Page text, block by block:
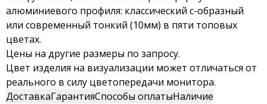
алюминиевого профиля: классический с-образный
или современный тонкий (10мм) в пяти топовых
цветах.
Цены на другие размеры по запросу.
Цвет изделия на визуализации может отличаться от
реального в силу цветопередачи монитора.
ДоставкаГарантияСпособы оплатыНаличие